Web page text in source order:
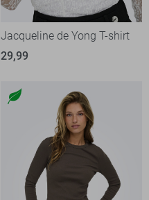
Jacqueline de Yong T-shirt
29,99